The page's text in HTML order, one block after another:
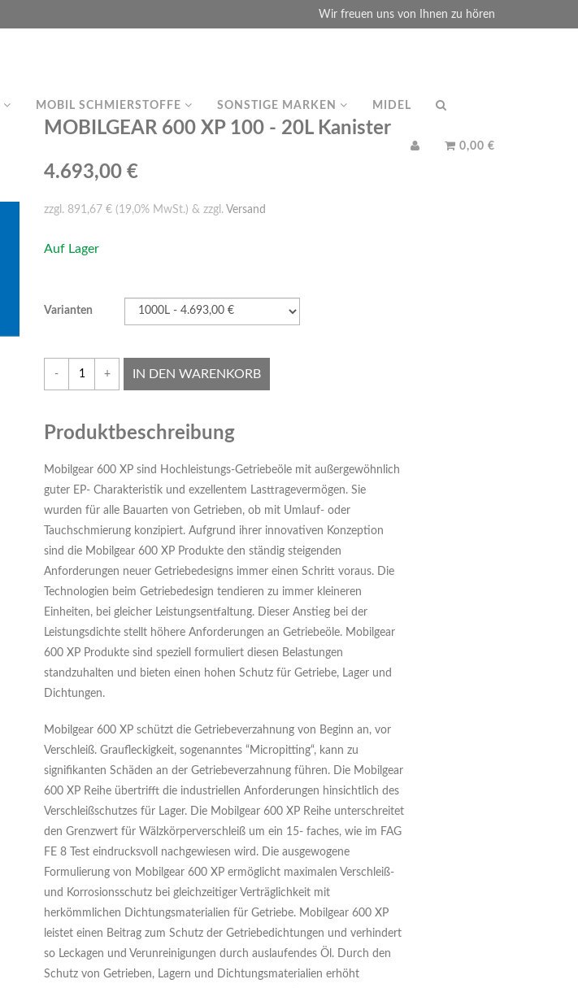
Wir freuen uns von Ihnen zu hören
MOBIL SCHMIERSTOFFE SONSTIGE MARKEN MIDEL
0,00 €
MOBILGEAR 600 XP 100 - 20L Kanister
4.693,00 €
zzgl. 891,67 € (19,0% MwSt.) & zzgl. Versand
Auf Lager
Varianten
- + IN DEN WARENKORB
Produktbeschreibung
Mobilgear 600 XP sind Hochleistungs-Getriebeöle mit außergewöhnlich
guter EP- Charakteristik und exzellentem Lasttragevermögen. Sie
wurden für alle Bauarten von Getrieben, ob mit Umlauf- oder
Tauchschmierung konzipiert. Aufgrund ihrer innovativen Konzeption
sind die Mobilgear 600 XP Produkte den ständig steigenden
Anforderungen neuer Getriebedesigns immer einen Schritt voraus. Die
Technologien beim Getriebedesign tendieren zu immer kleineren
Einheiten, bei gleicher Leistungsentfaltung. Dieser Anstieg bei der
Leistungsdichte stellt höhere Anforderungen an Getriebeöle. Mobilgear
600 XP Produkte sind speziell formuliert diesen Belastungen
standzuhalten und bieten einen hohen Schutz für Getriebe, Lager und
Dichtungen.
Mobilgear 600 XP schützt die Getriebeverzahnung von Beginn an, vor
Verschleiß. Graufleckigkeit, sogenanntes “Micropitting“, kann zu
signifikanten Schäden an der Getriebeverzahnung führen. Die Mobilgear
600 XP Reihe übertrifft die industriellen Anforderungen hinsichtlich des
Verschleißschutzes für Lager. Die Mobilgear 600 XP Reihe unterschreitet
den Grenzwert für Wälzkörperverschleiß um ein 15- faches, wie im FAG
FE 8 Test eindrucksvoll nachgewiesen wird. Die ausgewogene
Formulierung von Mobilgear 600 XP ermöglicht maximalen Verschleiß-
und Korrosionsschutz bei gleichzeitiger Verträglichkeit mit
herkömmlichen Dichtungsmaterialien für Getriebe. Mobilgear 600 XP
leistet einen Beitrag zum Schutz der Getriebedichtungen und verhindert
so Leckagen und Verunreinigungen durch auslaufendes Öl. Durch den
Schutz von Getrieben, Lagern und Dichtungsmaterialien erhöht